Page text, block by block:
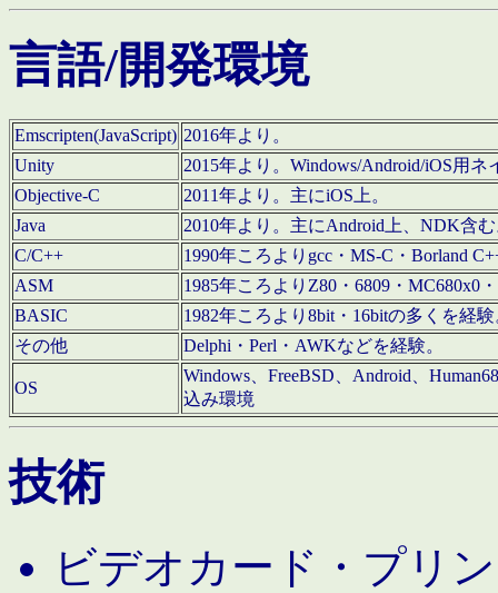
言語/開発環境
Emscripten(JavaScript) 2016年より。
Unity
2015年より。Windows/Android/iOS用
Objective-C
2011年より。主にiOS上。
Java
2010年より。主にAndroid上、NDK含
C/C++
1990年ころよりgcc・MS-C・Borland
ASM
1985年ころよりZ80・6809・MC680x0
BASIC
1982年ころより8bit・16bitの多くを経
その他
Delphi・Perl・AWKなどを経験。
OS
Windows、FreeBSD、Android、
込み環境
技術
ビデオカード・プリ